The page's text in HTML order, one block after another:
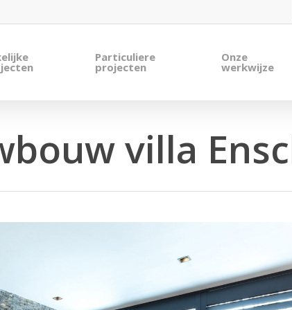
Particuliere
projecten
Onze
werkwijze
villa